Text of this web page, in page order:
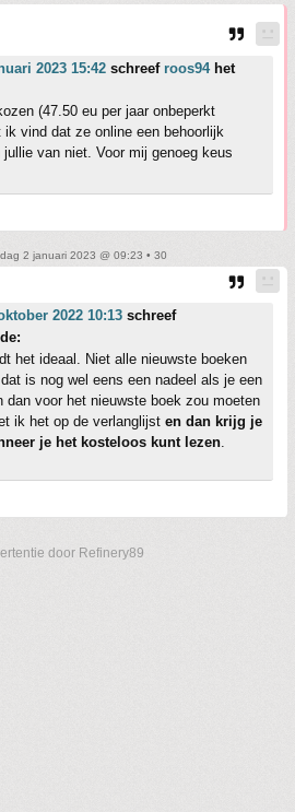
2023 15:42 schreef roos94het
(47.50 eu per jaar onbeperkt
ik vind dat ze online een behoorlijk
van niet. Voor mij genoeg keus
2 januari 2023 @ 09:23 • 30
2022 10:13 schreef
het ideaal. Niet alle nieuwste boeken
is nog wel eens een nadeel als je een
dan voor het nieuwste boek zou moeten
ik het op de verlanglijst en dan krijg je
je het kosteloos kunt lezen.
door Refinery89